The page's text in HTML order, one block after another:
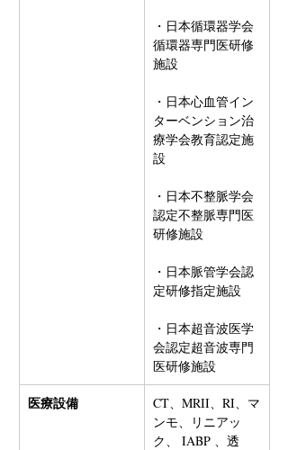
・日本循環器学会
循環器専門医研修
施設
・日本心血管イン
ターベンション治
療学会教育認定施
設
・日本不整脈学会
認定不整脈専門医
研修施設
・日本脈管学会認
定研修指定施設
・日本超音波医学
会認定超音波専門
医研修施設
医療設備
CT、MRII、RI、マ
ンモ、リニアッ
ク、 IABP 、透